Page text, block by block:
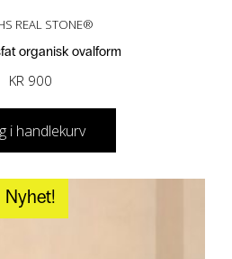
REAL STONE®
organisk ovalform
KR 900
i handlekurv
Nyhet!